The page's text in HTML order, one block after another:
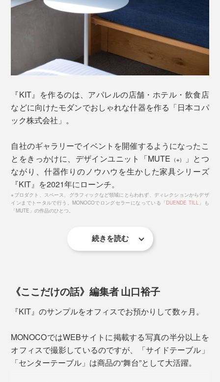
基本の使い方は、下写真の左側のように縦に置いて、ス
チール面で本を支える方法。写真の右側は、「ブックエ
ンド」を横にして、上にスピーカーを置いています。
Hの形状を生かして小さめのノートを立てかけたり、小
物を置くことも可能。ひとつ1.5kgと重いので、立てか
『KIT』を作るのは、アパレルの店舗・ホテル・飲食店
などに向けたモダンでおしゃれな什器を作る「日本コパ
ック株式会社」。
自社のギャラリーでイベントを開催するようになったこ
とをきっかけに、デザインユニット「MUTE （※）
」とつ
ながり、什器作りのノウハウを生かした家具シリーズ
『KIT』を2021年にローンチ。
※プロダクト、スペース、グラフィックなど領域にとらわれず、ディレクションからデザ
インまでトータルで行う。MONOCOでロングセラーになっている「 DUENDE TILL」も
「MUTE」の作品のひとつ。
感的に組立て・解体ができ、運搬や収納する場合も小さ
くなる仕様です。
続きを読む
《ここだけの話》編集者 山口裕子
『KIT』のサンプルをオフィスでお預かりして数ヶ月。
MONOCOではWEBサイトに掲載する写真の半分以上を
オフィスで撮影しているのですが、「サイドテーブル」
「センターテーブル」は商品の“舞台”として大活躍。